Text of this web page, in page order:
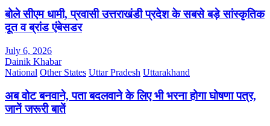
बोले सीएम धामी, प्रवासी उत्तराखंडी प्रदेश के सबसे बड़े सांस्कृतिक
दूत व ब्रांड एंबेसडर
July 6, 2026
Dainik Khabar
National Other States Uttar Pradesh Uttarakhand
अब वोट बनवाने, पता बदलवाने के लिए भी भरना होगा घोषणा पत्र,
जानें जरूरी बातें